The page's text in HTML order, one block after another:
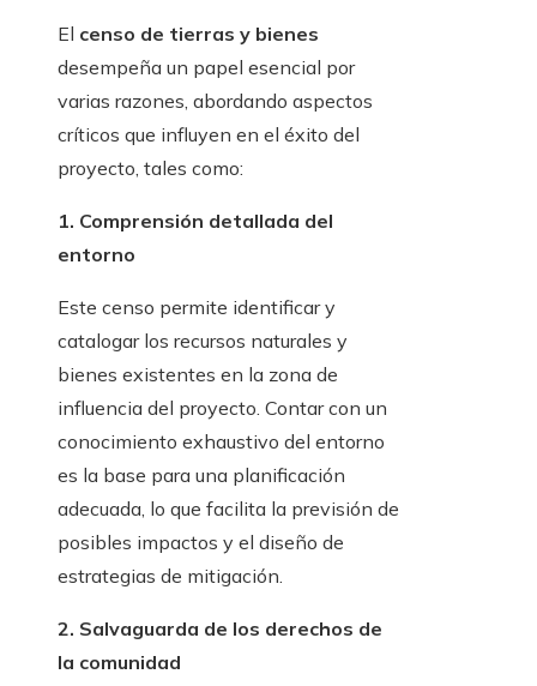
El censo de tierras y bienes
desempeña un papel esencial por
varias razones, abordando aspectos
críticos que influyen en el éxito del
proyecto, tales como:
1. Comprensión detallada del
entorno
Este censo permite identificar y
catalogar los recursos naturales y
bienes existentes en la zona de
influencia del proyecto. Contar con un
conocimiento exhaustivo del entorno
es la base para una planificación
adecuada, lo que facilita la previsión de
posibles impactos y el diseño de
estrategias de mitigación.
2. Salvaguarda de los derechos de
la comunidad